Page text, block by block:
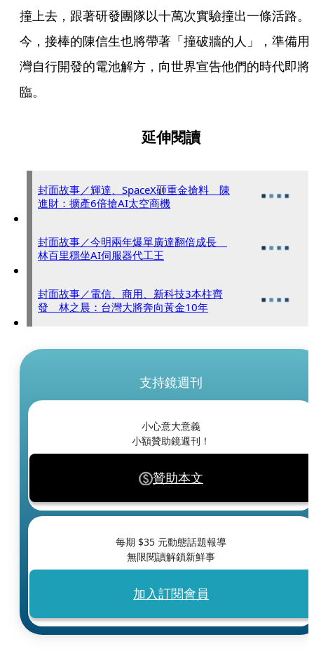
撞上去，跟著研發團隊以十萬次實驗撞出一條活路。
今，接棒的陳信生也將帶著「撞破牆的人」，準備用
灣自行開發的電池解方，向世界宣告他們的時代即將
臨。
延伸閱讀
封面故事／輝達、SpaceX砸重金搶料 陳
進財：擴產6倍搶AI太空商機
封面故事／今明兩年爆單廣達翻倍成長
林百里穩坐AI伺服器代工王
封面故事／電信、商用、新科技3本柱齊
發 林之晨：台灣大將奔向黃金10年
支持鏡週刊
小心意大意義
小額贊助鏡週刊！
贊助本文
每期 $35 元動態話題報導
無限閱讀解鎖新鮮事
加入訂閱會員